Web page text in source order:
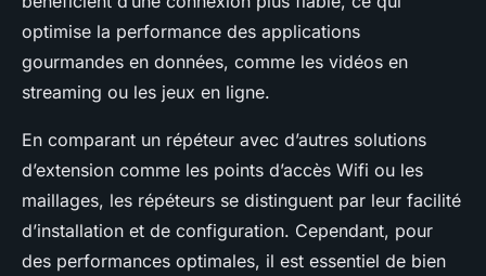
optimise la performance des applications
gourmandes en données, comme les vidéos en
streaming ou les jeux en ligne.
En comparant un répéteur avec d’autres solutions
d’extension comme les points d’accès Wifi ou les
maillages, les répéteurs se distinguent par leur facilité
d’installation et de configuration. Cependant, pour
des performances optimales, il est essentiel de bien